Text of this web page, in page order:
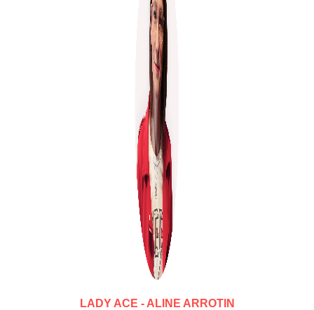
LADY ACE - ALINE ARROTIN